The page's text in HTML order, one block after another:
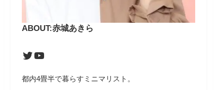
ABOUT:赤城あきら
Twitter YouTube
都内4畳半で暮らすミニマリスト。